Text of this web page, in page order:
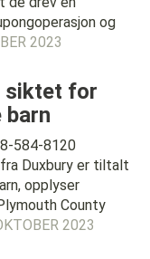
og
2023
siktet for
barn
584-8120
fra Duxbury er tiltalt
opplyser
County
2023